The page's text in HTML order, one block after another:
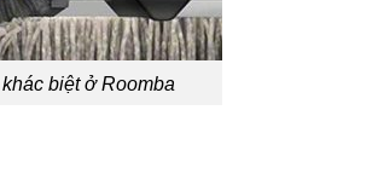
biệt ở Roomba